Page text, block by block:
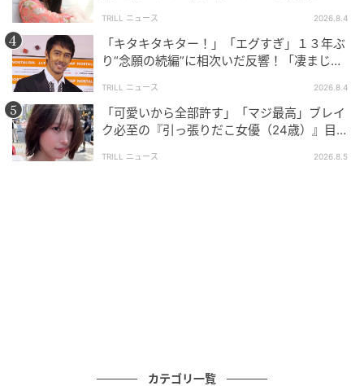
ブログ：尾持トモ（ 尾持トモの漫画blog ）
TRILL ニュース 2026.8.4
「キタキタキター！」「エグすぎ」１３年ぶ
り“念願の続編”に相次いだ反響！「凄まじく
TRILL ニュース 2026.8.4
「可愛いから全部許す」「マジ最高」ブレイ
ク必至の『引っ張りだこ女優（24歳）』目が
TRILL ニュース 2026.8.5
カテゴリ一覧